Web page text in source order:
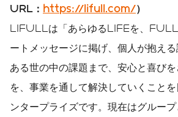
URL
： https://lifull.com/）
LIFULLは「あらゆるLIFEを、FULL
ートメッセージに掲げ、個人が抱え
ある世の中の課題まで、安心と喜び
を、事業を通して解決していくこと
ンタープライズです。現在はグルー